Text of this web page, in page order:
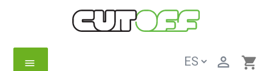
menu shopping_cart
